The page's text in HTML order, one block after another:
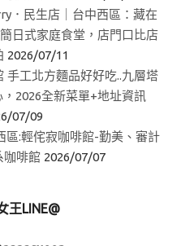
．民生店｜台中西區：藏在
日式家庭食堂，店門口比店
2026/07/11
手工北方麵品好好吃..九層塔
2026全新菜單+地址資訊
07/09
區:輕侘寂咖啡館-勤美、審計
咖啡館 2026/07/07
王LINE@